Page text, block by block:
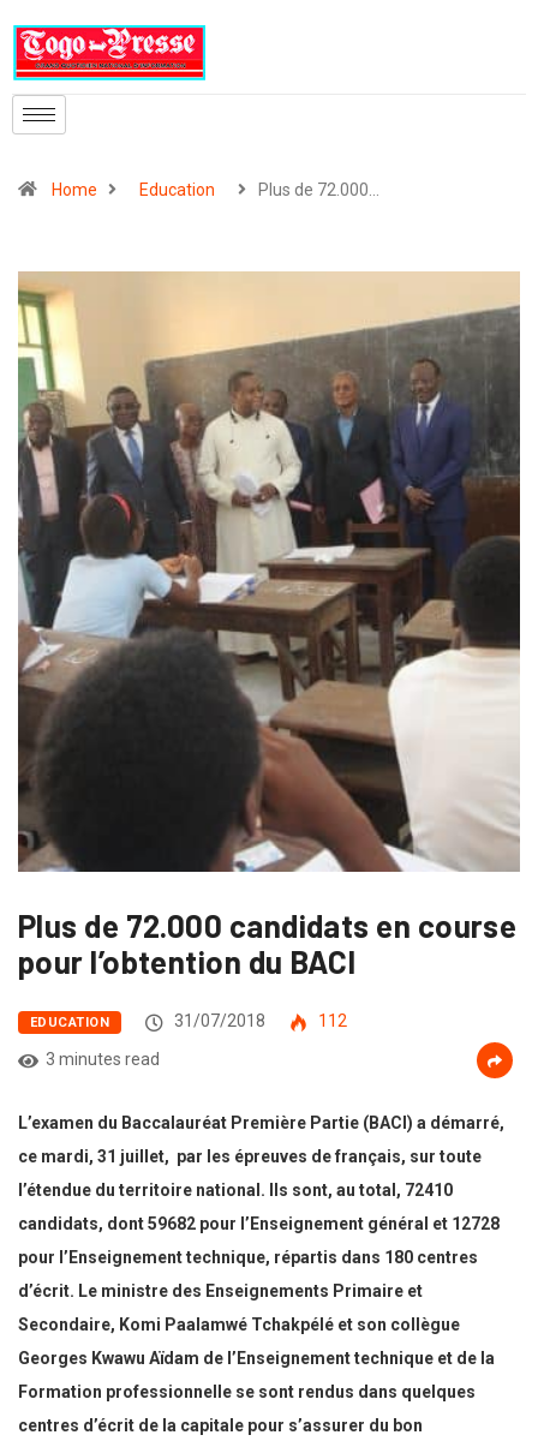
Home Education Plus de 72.000…
Plus de 72.000 candidats en course
pour l’obtention du BACI
EDUCATION 31/07/2018
112
3 minutes read
L’examen du Baccalauréat Première Partie (BACI) a démarré,
ce mardi, 31 juillet, par les épreuves de français, sur toute
l’étendue du territoire national. Ils sont, au total, 72410
candidats, dont 59682 pour l’Enseignement général et 12728
pour l’Enseignement technique, répartis dans 180 centres
d’écrit. Le ministre des Enseignements Primaire et
Secondaire, Komi Paalamwé Tchakpélé et son collègue
Georges Kwawu Aïdam de l’Enseignement technique et de la
Formation professionnelle se sont rendus dans quelques
centres d’écrit de la capitale pour s’assurer du bon